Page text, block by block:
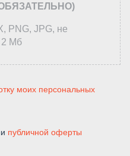
PNG, JPG, не
2 Мб
моих персональных
публичной оферты